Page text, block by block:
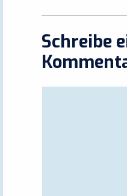
Schreibe